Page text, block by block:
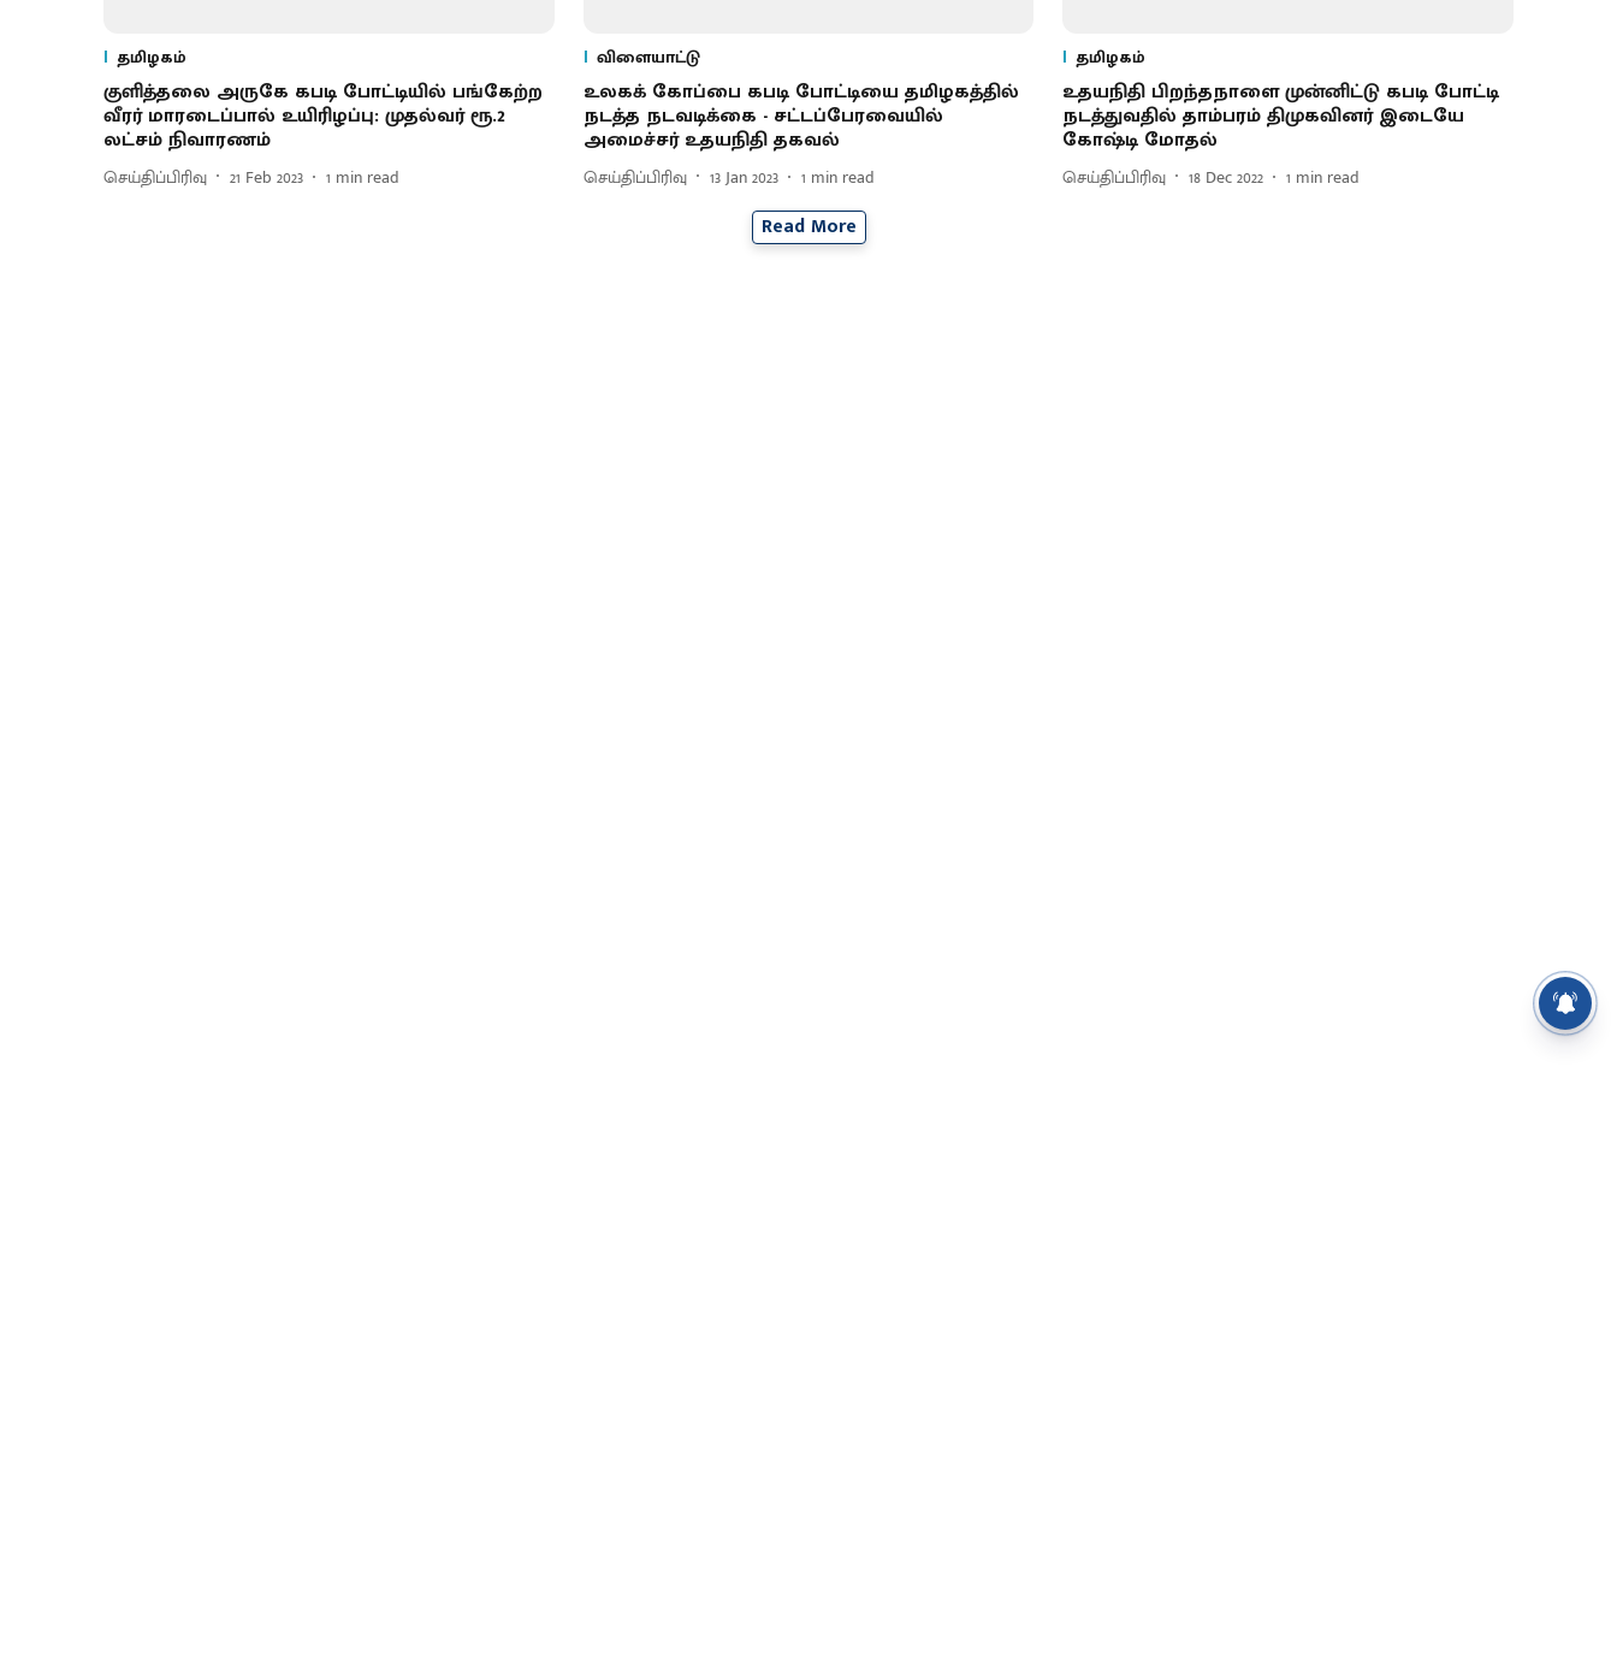
தமிழகம்
குளித்தலை அருகே கபடி போட்டியில் பங்கேற்ற
வீரர் மாரடைப்பால் உயிரிழப்பு: முதல்வர் ரூ.2
லட்சம் நிவாரணம்
செய்திப்பிரிவு 21 Feb 2023 1 min read
விளையாட்டு
உலகக் கோப்பை கபடி போட்டியை தமிழகத்தில்
நடத்த நடவடிக்கை - சட்டப்பேரவையில்
அமைச்சர் உதயநிதி தகவல்
செய்திப்பிரிவு 13 Jan 2023 1 min read
தமிழகம்
உதயநிதி பிறந்தநாளை முன்னிட்டு கபடி போட்டி
நடத்துவதில் தாம்பரம் திமுகவினர் இடையே
கோஷ்டி மோதல்
செய்திப்பிரிவு 18 Dec 2022 1 min read
Read More